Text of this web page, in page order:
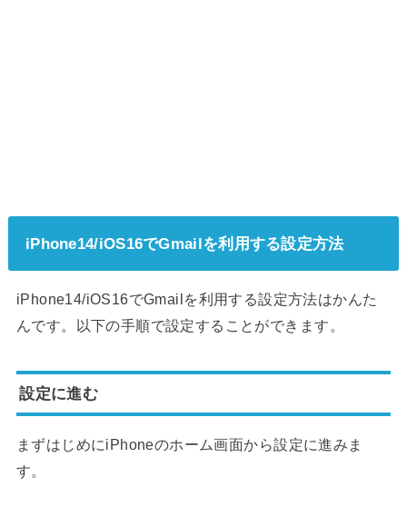
iPhone14/iOS16でGmailを利用する設定方法
iPhone14/iOS16でGmailを利用する設定方法はかんた
んです。以下の手順で設定することができます。
設定に進む
まずはじめにiPhoneのホーム画面から設定に進みま
す。